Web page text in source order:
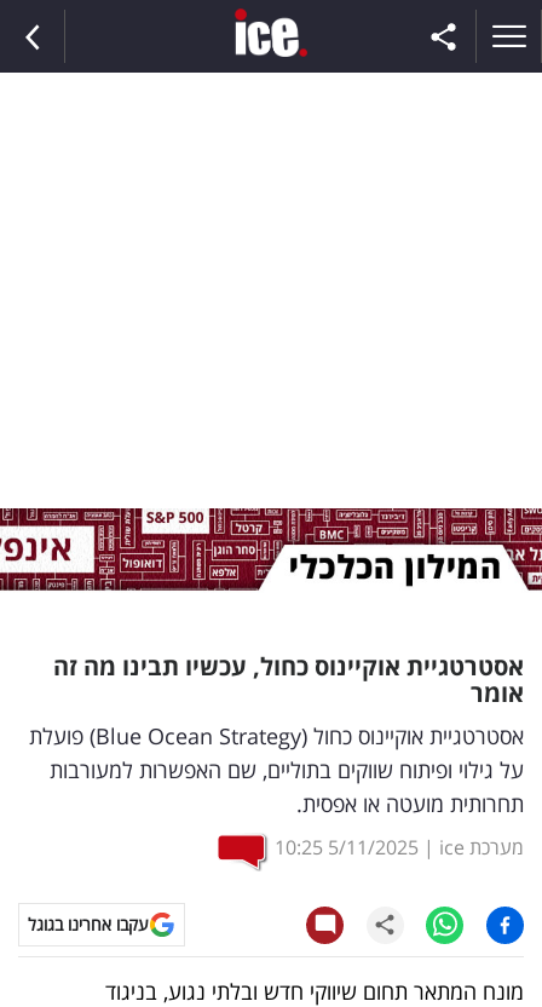
וצרכנות
נדל"ן
וטק
שיווק
ופרסום
משפט
ומחקרים
דעות
אסטרטגיית אוקיינוס כחול, עכשיו תבינו מה זה
אומר
אסטרטגיית אוקיינוס כחול (Blue Ocean Strategy) פועלת
על גילוי ופיתוח שווקים בתוליים, שם האפשרות למעורבות
תחרותית מועטה או אפסית.
מערכת ice |
5/11/2025
10:25
עקבו אחרינו בגוגל
מונח המתאר תחום שיווקי חדש ובלתי נגוע, בניגוד